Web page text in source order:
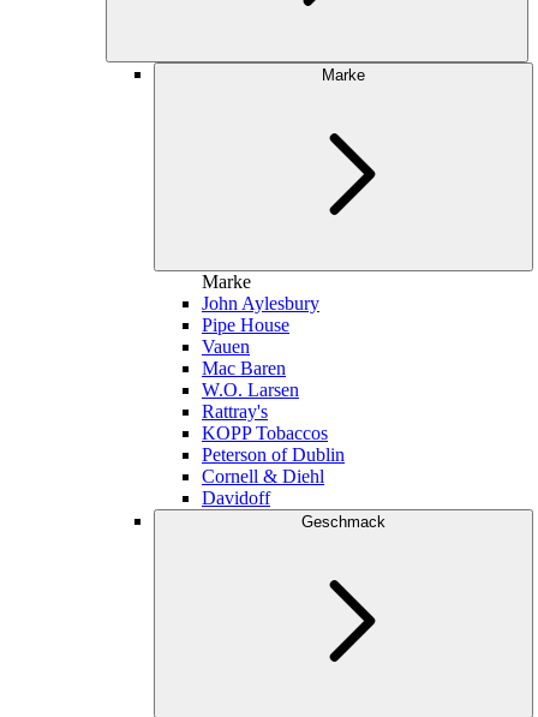
Marke
Marke
John Aylesbury
Pipe House
Vauen
Mac Baren
W.O. Larsen
Rattray's
KOPP Tobaccos
Peterson of Dublin
Cornell & Diehl
Davidoff
Geschmack